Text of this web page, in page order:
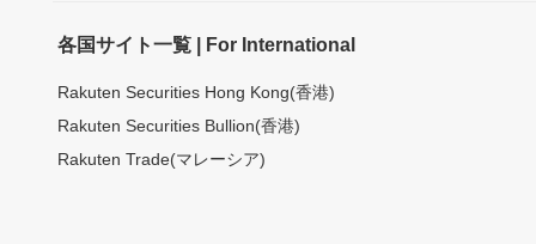
各国サイト一覧 | For International
Rakuten Securities Hong Kong(香港)
Rakuten Securities Bullion(香港)
Rakuten Trade(マレーシア)